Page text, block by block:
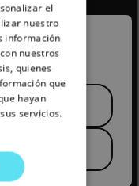
from the
GERMAN
FRENCH
SPANISH
PORTUGUESE
KOREAN
JAPANESE
el
nuestro
información
nuestros
quienes
que
hayan
servicios.